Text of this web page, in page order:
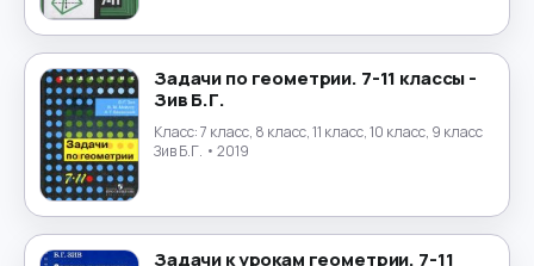
Физика
Физическая культура →
Финансы →
Финский язык
Французский язык
Задачи по геометрии. 7-11 классы -
Зив Б.Г.
Класс:7 класс, 8 класс, 11 класс, 10 класс, 9 класс
Зив Б.Г. • 2019
Задачи к урокам геометрии. 7-11